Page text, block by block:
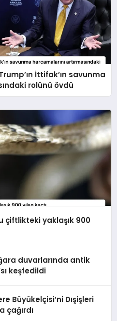
İttifak’ın savunma
rolünü övdü
çiftlikteki yaklaşık 900
duvarlarında antik
keşfedildi
Büyükelçisi’ni Dışişleri
çağırdı